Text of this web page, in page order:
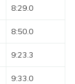
8:29.0
8:50.0
9:23.3
9:33.0